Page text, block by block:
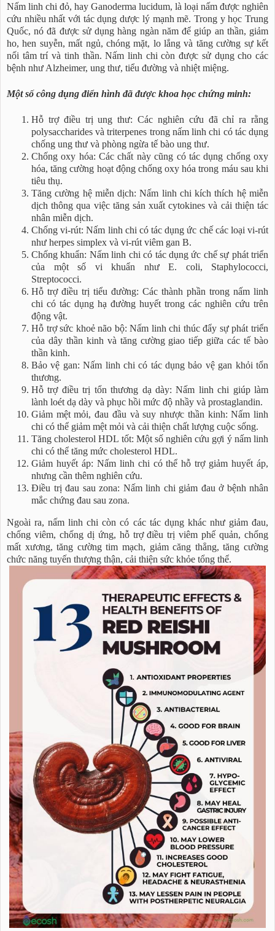
Nấm linh chi đỏ, hay Ganoderma lucidum, là loại nấm được nghiên
cứu nhiều nhất với tác dụng dược lý mạnh mẽ. Trong y học Trung
Quốc, nó đã được sử dụng hàng ngàn năm để giúp an thần, giảm
ho, hen suyễn, mất ngủ, chóng mặt, lo lắng và tăng cường sự kết
nối tâm trí và tinh thần. Nấm linh chi còn được sử dụng cho các
bệnh như Alzheimer, ung thư, tiểu đường và nhiệt miệng.
Một số công dụng điển hình đã được khoa học chứng minh:
Hỗ trợ điều trị ung thư: Các nghiên cứu đã chỉ ra rằng
polysaccharides và triterpenes trong nấm linh chi có tác dụng
chống ung thư và phòng ngừa tế bào ung thư.
Chống oxy hóa: Các chất này cũng có tác dụng chống oxy
hóa, tăng cường hoạt động chống oxy hóa trong máu sau khi
tiêu thụ.
Tăng cường hệ miễn dịch: Nấm linh chi kích thích hệ miễn
dịch thông qua việc tăng sản xuất cytokines và cải thiện tác
nhân miễn dịch.
Chống vi-rút: Nấm linh chi có tác dụng ức chế các loại vi-rút
như herpes simplex và vi-rút viêm gan B.
Chống khuẩn: Nấm linh chi có tác dụng ức chế sự phát triển
của một số vi khuẩn như E. coli, Staphylococci,
Streptococci.
Hỗ trợ điều trị tiểu đường: Các thành phần trong nấm linh
chi có tác dụng hạ đường huyết trong các nghiên cứu trên
động vật.
Hỗ trợ sức khoẻ não bộ: Nấm linh chi thúc đẩy sự phát triển
của dây thần kinh và tăng cường giao tiếp giữa các tế bào
thần kinh.
Bảo vệ gan: Nấm linh chi có tác dụng bảo vệ gan khỏi tổn
thương.
Hỗ trợ điều trị tổn thương dạ dày: Nấm linh chi giúp làm
lành loét dạ dày và phục hồi mức độ nhầy và prostaglandin.
Giảm mệt mỏi, đau đầu và suy nhược thần kinh: Nấm linh
chi có thể giảm mệt mỏi và cải thiện chất lượng cuộc sống.
Tăng cholesterol HDL tốt: Một số nghiên cứu gợi ý nấm linh
chi có thể tăng mức cholesterol HDL.
Giảm huyết áp: Nấm linh chi có thể hỗ trợ giảm huyết áp,
nhưng cần thêm nghiên cứu.
Điều trị đau sau zona: Nấm linh chi giảm đau ở bệnh nhân
mắc chứng đau sau zona.
Ngoài ra, nấm linh chi còn có các tác dụng khác như giảm đau,
chống viêm, chống dị ứng, hỗ trợ điều trị viêm phế quản, chống
mất xương, tăng cường tim mạch, giảm căng thẳng, tăng cường
chức năng tuyến thượng thận, cải thiện sức khỏe tổng thể.